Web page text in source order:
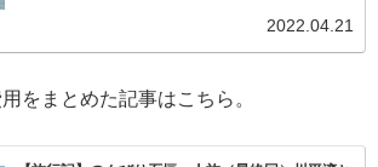
りはもう少し、帰りの便も予約してしまいました。2022.04.21
をまとめた記事はこちら。